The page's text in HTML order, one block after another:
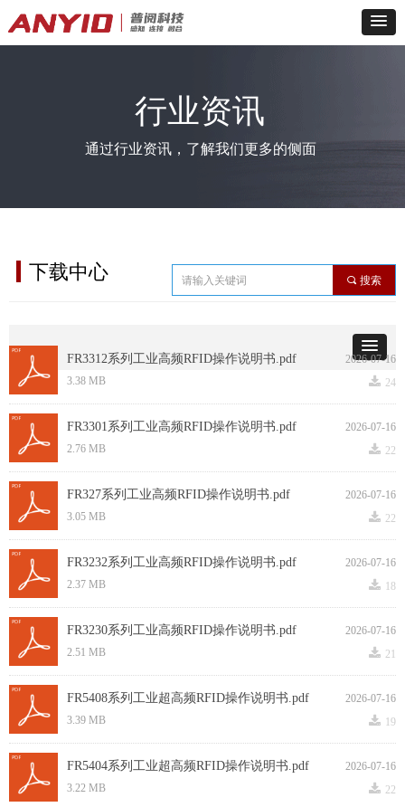
行业资讯
通过行业资讯，了解我们更多的侧面
下载中心
2026-07-16
FR3312系列工业高频RFID操作说明书.pdf
끂 24
3.38 MB
2026-07-16
FR3301系列工业高频RFID操作说明书.pdf
끂 22
2.76 MB
2026-07-16
FR327系列工业高频RFID操作说明书.pdf
끂 22
3.05 MB
2026-07-16
FR3232系列工业高频RFID操作说明书.pdf
끂 18
2.37 MB
2026-07-16
FR3230系列工业高频RFID操作说明书.pdf
끂 21
2.51 MB
2026-07-16
FR5408系列工业超高频RFID操作说明书.pdf
끂 19
3.39 MB
2026-07-16
FR5404系列工业超高频RFID操作说明书.pdf
끂 22
3.22 MB
끠 搜索
下载中心